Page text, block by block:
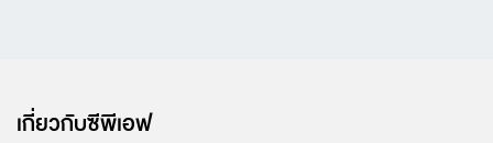
เกี่ยวกับซีพีเอฟ